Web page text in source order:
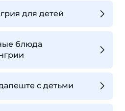
для детей
блюда
с детьми